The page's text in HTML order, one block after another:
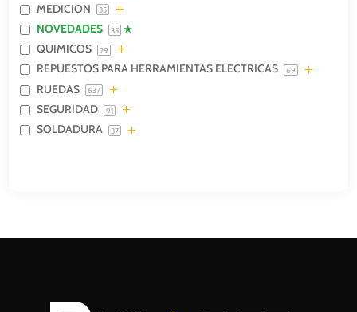
MEDICION 35
NOVEDADES 35
QUIMICOS 29
REPUESTOS PARA HERRAMIENTAS ELECTRICAS 69
RUEDAS 637
SEGURIDAD 91
SOLDADURA 37